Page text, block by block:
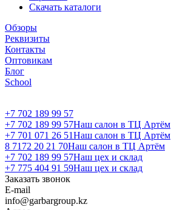
Скачать каталоги
Обзоры
Реквизиты
Контакты
Оптовикам
Блог
School
+7 702 189 99 57
+7 702 189 99 57Наш салон в ТЦ Артём
+7 701 071 26 51Наш салон в ТЦ Артём
8 7172 20 21 70Наш салон в ТЦ Артём
+7 702 189 99 57Наш цех и склад
+7 775 404 91 59Наш цех и склад
Заказать звонок
E-mail
info@garbargroup.kz